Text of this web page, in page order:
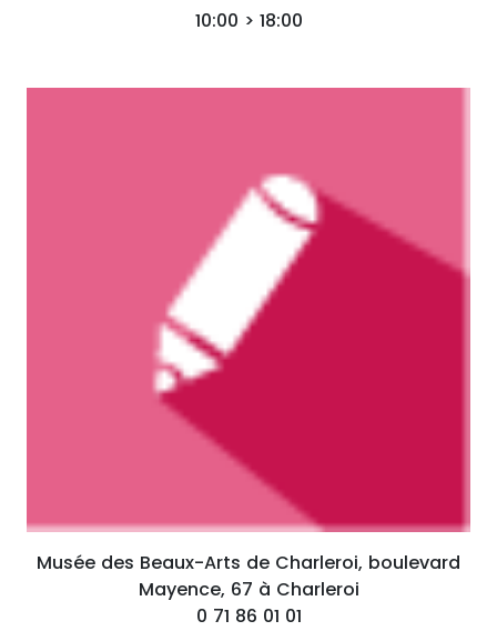
10:00 > 18:00
Musée des Beaux-Arts de Charleroi, boulevard
Mayence, 67 à Charleroi
0 71 86 01 01